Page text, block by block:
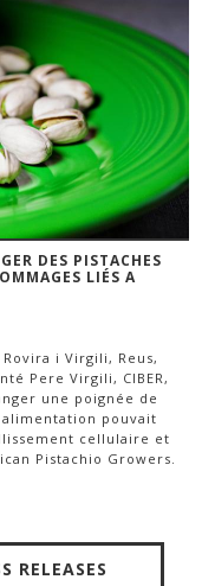
DES PISTACHES
LIÉS A
i Virgili, Reus,
Pere Virgili, CIBER,
une poignée de
pouvait
cellulaire et
Pistachio Growers.
RELEASES